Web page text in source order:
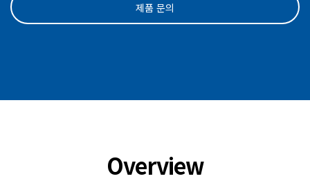
제품 문의
Overview